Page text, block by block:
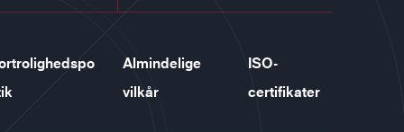
Almindelige
vilkår
ISO-
certifikater